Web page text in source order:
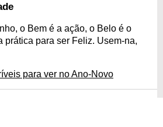
o Bem é a ação, o Belo é o
prática para ser Feliz. Usem-na,
para ver no Ano-Novo